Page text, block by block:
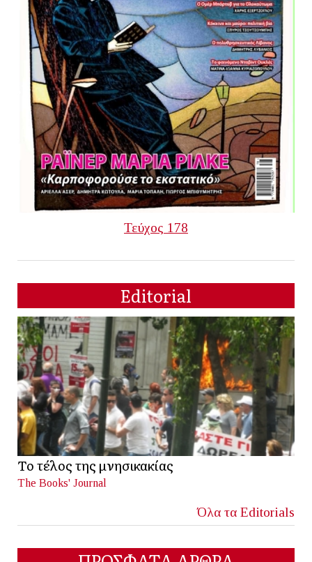
Τεύχος 178
Editorial
Το τέλος της μνησικακίας
The Books' Journal
Όλα τα Editorials